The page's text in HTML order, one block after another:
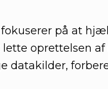
på at
oprettelsen af
datakilder,